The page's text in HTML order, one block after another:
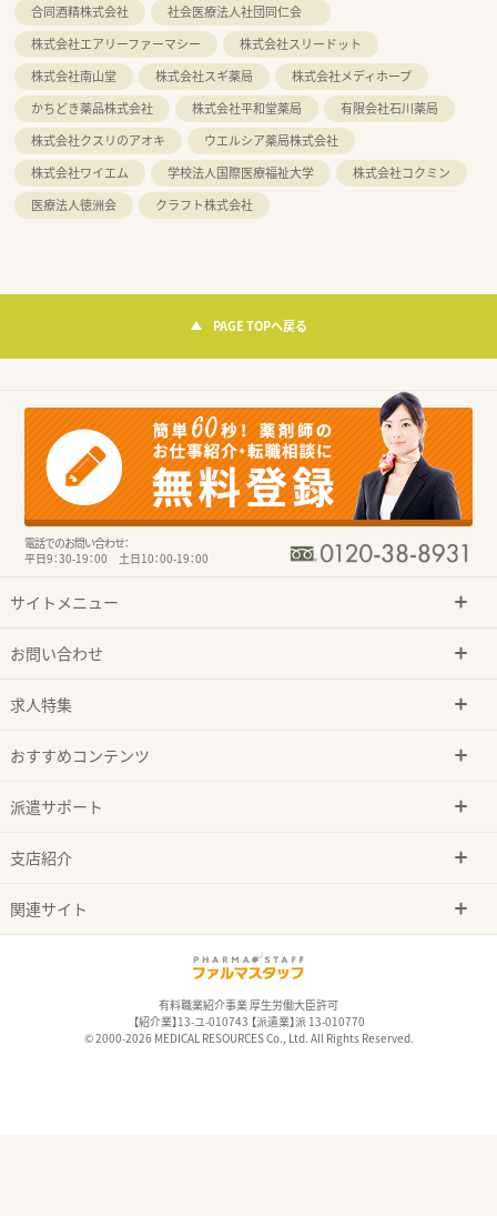
合同酒精株式会社
社会医療法人社団同仁会
株式会社エアリーファーマシー
株式会社スリードット
株式会社南山堂
株式会社スギ薬局
株式会社メディホープ
かちどき薬品株式会社
株式会社平和堂薬局
有限会社石川薬局
株式会社クスリのアオキ
ウエルシア薬局株式会社
株式会社ワイエム
学校法人国際医療福祉大学
株式会社コクミン
医療法人徳洲会
クラフト株式会社
PAGE TOPへ戻る
電話でのお問い合わせ：
平日9：30-19：00 土日10：00-19：00
サイトメニュー
お問い合わせ
求人特集
おすすめコンテンツ
派遣サポート
支店紹介
関連サイト
有料職業紹介事業 厚生労働大臣許可
【紹介業】13-ユ-010743 【派遣業】派 13-010770
© 2000-2026 MEDICAL RESOURCES Co., Ltd. All Rights Reserved.